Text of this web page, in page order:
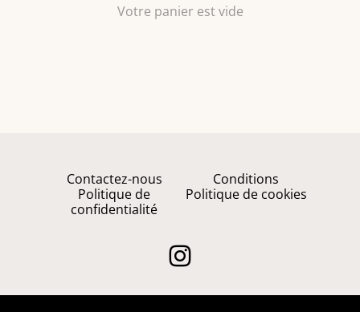
Votre panier est vide
Contactez-nous
Conditions
Politique de
confidentialité
Politique de cookies